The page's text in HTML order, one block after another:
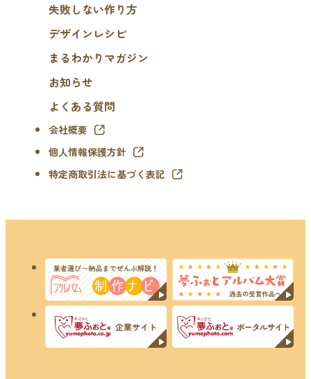
失敗しない作り方
デザインレシピ
まるわかりマガジン
お知らせ
よくある質問
会社概要
個人情報保護方針
特定商取引法に基づく表記